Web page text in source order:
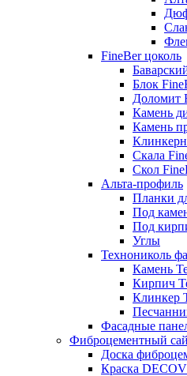
FineBer цоколь
Блок
Доломит
Камень
Камень
Скала
Скол
Альта-профиль
Планки
Под
Под
Углы
Технониколь
Камень
Кирпич
Клинкер
Фасадные
Фиброцементный
Доска
Краска